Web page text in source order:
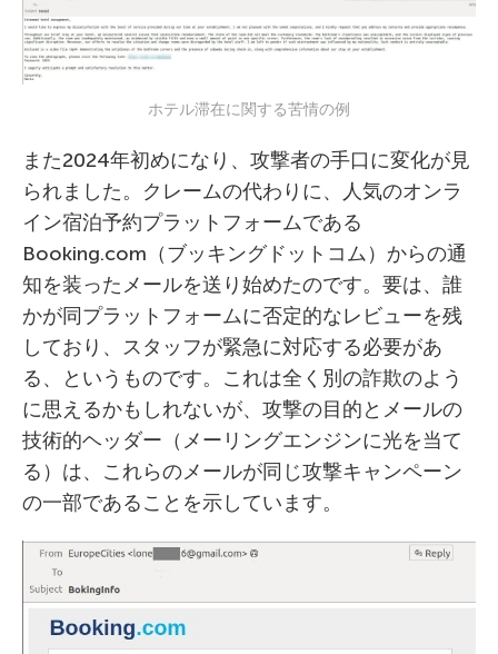
ホテル滞在に関する苦情の例
また2024年初めになり、攻撃者の手口に変化が見
られました。クレームの代わりに、人気のオンラ
イン宿泊予約プラットフォームである
Booking.com（ブッキングドットコム）からの通
知を装ったメールを送り始めたのです。要は、誰
かが同プラットフォームに否定的なレビューを残
しており、スタッフが緊急に対応する必要があ
る、というものです。これは全く別の詐欺のよう
に思えるかもしれないが、攻撃の目的とメールの
技術的ヘッダー（メーリングエンジンに光を当て
る）は、これらのメールが同じ攻撃キャンペーン
の一部であることを示しています。